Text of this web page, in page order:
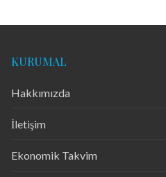
KURUMAL
Hakkımızda
İletişim
Ekonomik Takvim